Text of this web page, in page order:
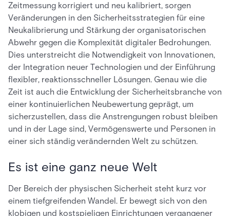
Zeitmessung korrigiert und neu kalibriert, sorgen
Veränderungen in den Sicherheitsstrategien für eine
Neukalibrierung und Stärkung der organisatorischen
Abwehr gegen die Komplexität digitaler Bedrohungen.
Dies unterstreicht die Notwendigkeit von Innovationen,
der Integration neuer Technologien und der Einführung
flexibler, reaktionsschneller Lösungen. Genau wie die
Zeit ist auch die Entwicklung der Sicherheitsbranche von
einer kontinuierlichen Neubewertung geprägt, um
sicherzustellen, dass die Anstrengungen robust bleiben
und in der Lage sind, Vermögenswerte und Personen in
einer sich ständig verändernden Welt zu schützen.
Es ist eine ganz neue Welt
Der Bereich der physischen Sicherheit steht kurz vor
einem tiefgreifenden Wandel. Er bewegt sich von den
klobigen und kostspieligen Einrichtungen vergangener